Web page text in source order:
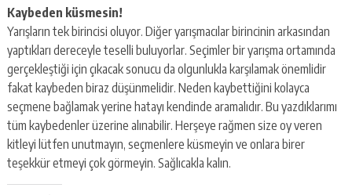
Kaybeden küsmesin!
Yarışların tek birincisi oluyor. Diğer yarışmacılar birincinin arkasından
yaptıkları dereceyle teselli buluyorlar. Seçimler bir yarışma ortamında
gerçekleştiği için çıkacak sonucu da olgunlukla karşılamak önemlidir
fakat kaybeden biraz düşünmelidir. Neden kaybettiğini kolayca
seçmene bağlamak yerine hatayı kendinde aramalıdır. Bu yazdıklarımı
tüm kaybedenler üzerine alınabilir. Herşeye rağmen size oy veren
kitleyi lütfen unutmayın, seçmenlere küsmeyin ve onlara birer
teşekkür etmeyi çok görmeyin. Sağlıcakla kalın.